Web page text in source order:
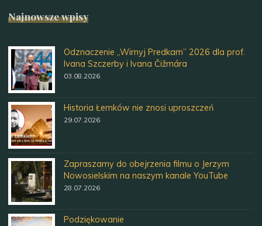
Najnowsze wpisy
Odznaczenie „Wirnyj Predkam” 2026 dla prof.
Ivana Szczerby i Ivana Čižmára
03.08.2026
Historia Łemków nie znosi uproszczeń
29.07.2026
Zapraszamy do obejrzenia filmu o Jerzym
Nowosielskim na naszym kanale YouTube
28.07.2026
Podziękowanie